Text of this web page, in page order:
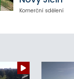
Komerční sdělení